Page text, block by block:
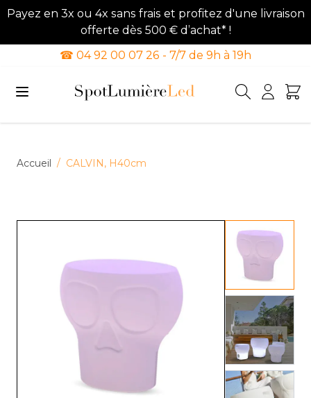
Payez en 3x ou 4x sans frais et profitez d'une livraison
offerte dès 500 € d’achat* !
☎ 04 92 00 07 26 - 7/7 de 9h à 19h
Accueil / CALVIN, H40cm
View
View
View